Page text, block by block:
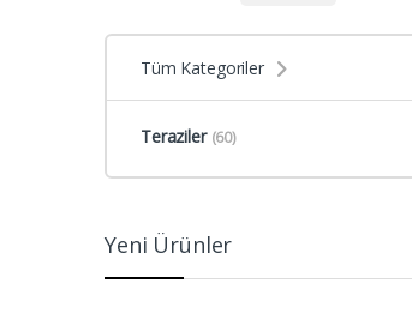
Tüm Kategoriler
Teraziler (60)
Yeni Ürünler